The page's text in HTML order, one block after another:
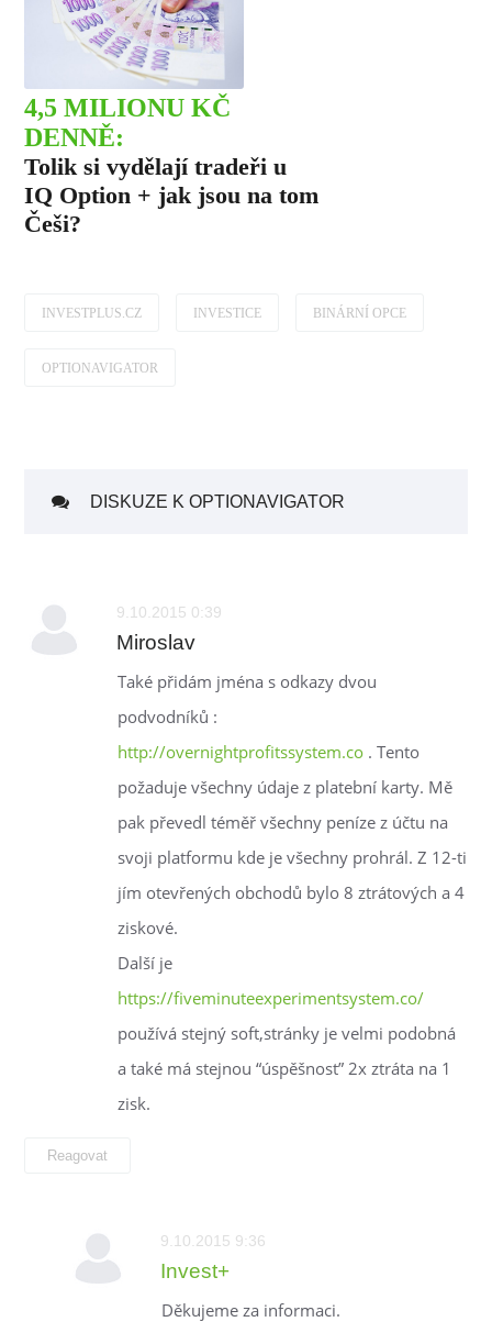
4,5 MILIONU KČ
DENNĚ:
Tolik si vydělají tradeři u
IQ Option + jak jsou na tom
Češi?
INVESTPLUS.CZ INVESTICE BINÁRNÍ OPCE
OPTIONAVIGATOR
DISKUZE K OPTIONAVIGATOR
9.10.2015 0:39
Miroslav
Také přidám jména s odkazy dvou
podvodníků :
http://overnightprofitssystem.co . Tento
požaduje všechny údaje z platební karty. Mě
pak převedl téměř všechny peníze z účtu na
svoji platformu kde je všechny prohrál. Z 12-ti
jím otevřených obchodů bylo 8 ztrátových a 4
ziskové.
Další je
https://fiveminuteexperimentsystem.co/
používá stejný soft,stránky je velmi podobná
a také má stejnou “úspěšnost” 2x ztráta na 1
zisk.
Reagovat
9.10.2015 9:36
Invest+
Děkujeme za informaci.